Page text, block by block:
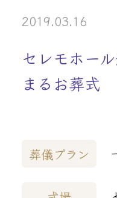
2019.03.16
セレモホー
まるお葬式
葬儀プラン